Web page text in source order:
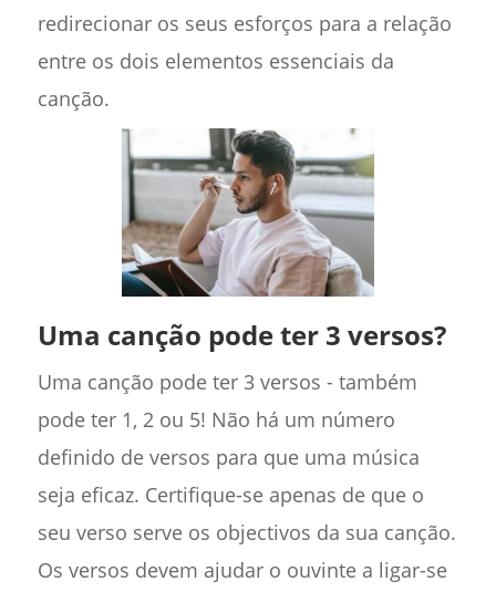
redirecionar os seus esforços para a relação
entre os dois elementos essenciais da
canção.
Uma canção pode ter 3 versos?
Uma canção pode ter 3 versos - também
pode ter 1, 2 ou 5! Não há um número
definido de versos para que uma música
seja eficaz. Certifique-se apenas de que o
seu verso serve os objectivos da sua canção.
Os versos devem ajudar o ouvinte a ligar-se